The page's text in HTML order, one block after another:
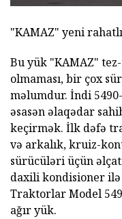
"KAMAZ" yeni
Bu yük "KAMAZ"
olmaması, bir çox
məlumdur. İndi
əsasən əlaqədar
keçirmək. İlk dəfə
və arkalık, kruiz-
sürücüləri üçün
daxili kondisioner
Traktorlar Model
ağır yük.